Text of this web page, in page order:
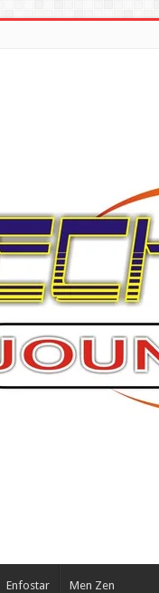
Enfostar Men Zen